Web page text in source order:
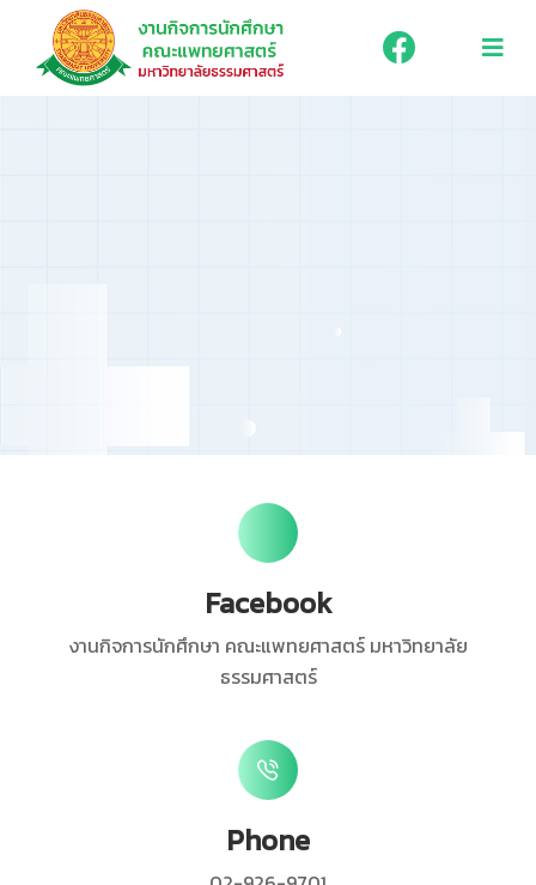
Facebook
งานกิจการนักศึกษา คณะแพทยศาสตร์ มหาวิทยาลัย
ธรรมศาสตร์
Phone